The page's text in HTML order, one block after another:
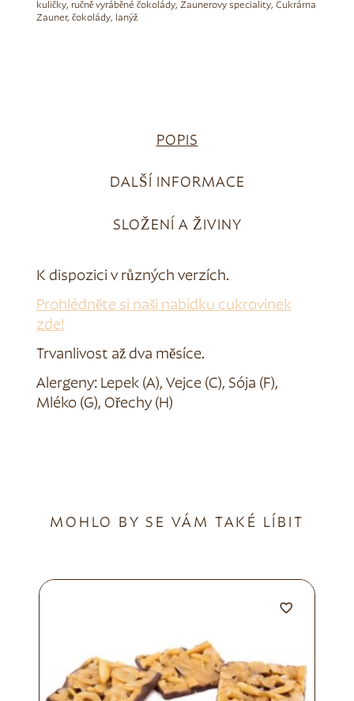
kuličky, ručně vyráběné čokolády, Zaunerovy speciality, Cukrárna
Zauner, čokolády, lanýž
POPIS
DALŠÍ INFORMACE
SLOŽENÍ A ŽIVINY
K dispozici v různých verzích.
Prohlédněte si naši nabídku cukrovinek
zde!
Trvanlivost až dva měsíce.
Alergeny: Lepek (A), Vejce (C), Sója (F),
Mléko (G), Ořechy (H)
MOHLO BY SE VÁM TAKÉ LÍBIT